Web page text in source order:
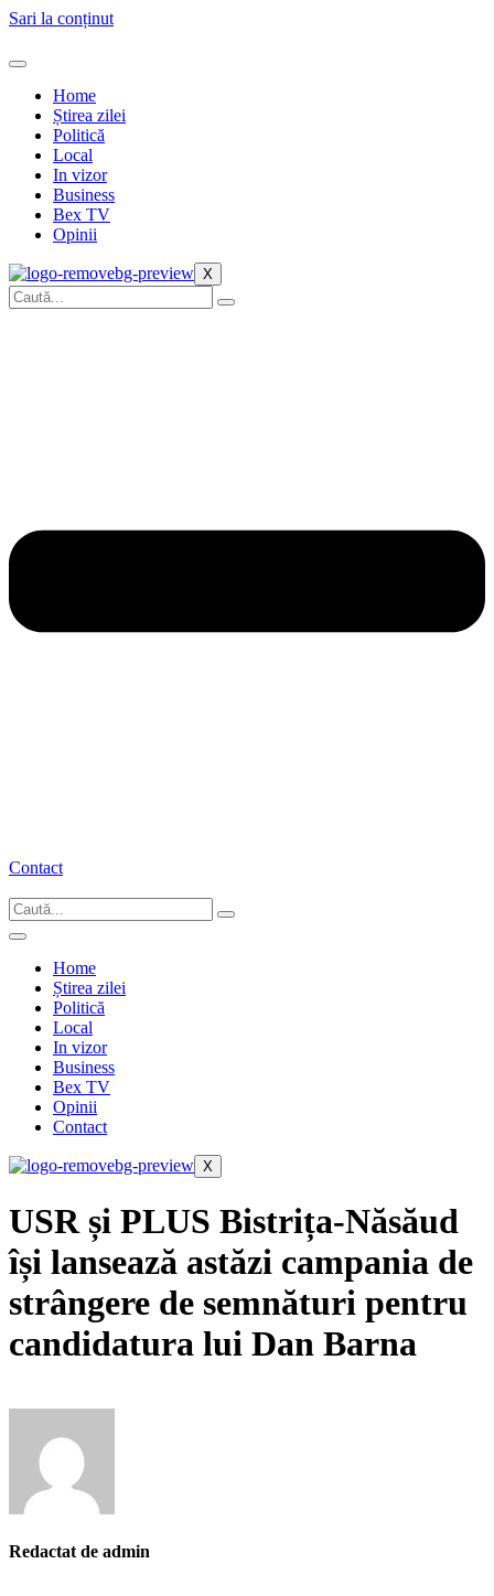
Sari la conținut
Home
Știrea zilei
Politică
Local
In vizor
Business
Bex TV
Opinii
X
Contact
Home
Știrea zilei
Politică
Local
In vizor
Business
Bex TV
Opinii
Contact
X
USR și PLUS Bistrița-Năsăud
își lansează astăzi campania de
strângere de semnături pentru
candidatura lui Dan Barna
Redactat de admin